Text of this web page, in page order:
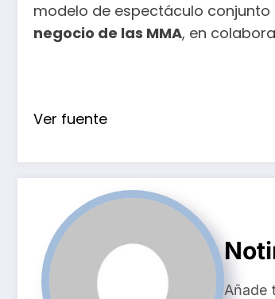
modelo de espectáculo conjunto
negocio de las MMA, en
Ver fuente
Añade